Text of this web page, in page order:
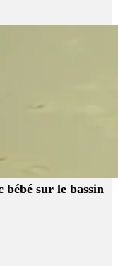
bébé sur le bassin